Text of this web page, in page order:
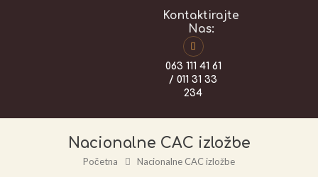
Kontaktirajte
Nas:
063 111 41 61
/ 011 31 33
234
Nacionalne CAC izložbe
Početna Nacionalne CAC izložbe